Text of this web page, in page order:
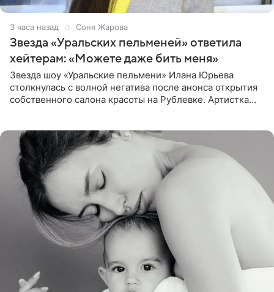
3 часа назад Соня Жарова
Звезда «Уральских пельменей» ответила
хейтерам: «Можете даже бить меня»
Звезда шоу «Уральские пельмени» Илана Юрьева
столкнулась с волной негатива после анонса открытия
собственного салона красоты на Рублевке. Артистка